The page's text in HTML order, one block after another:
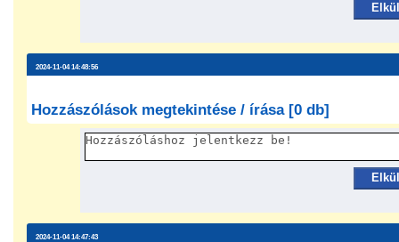
2024-11-04 14:48:56
Hozzászólások megtekintése / írása [0 db]
2024-11-04 14:47:43